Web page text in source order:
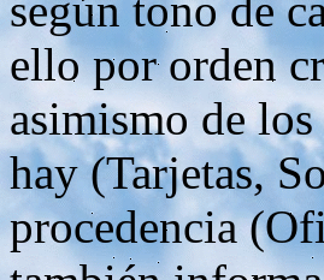
ello por orden
asimismo de
hay (Tarjetas,
procedencia